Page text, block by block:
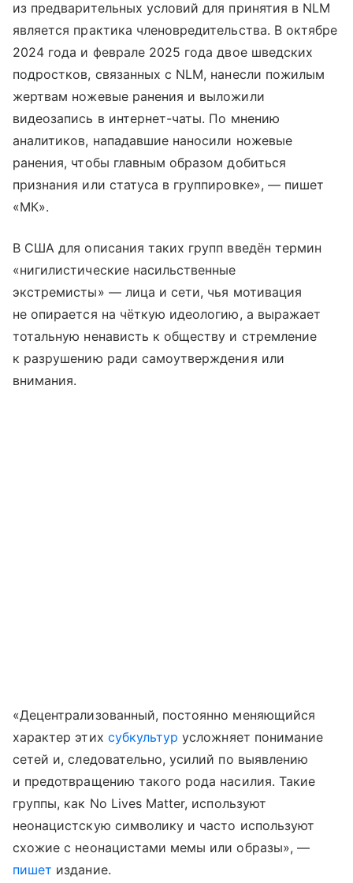
из предварительных условий для принятия в NLM
является практика членовредительства. В октябре
2024 года и феврале 2025 года двое шведских
подростков, связанных с NLM, нанесли пожилым
жертвам ножевые ранения и выложили
видеозапись в интернет-чаты. По мнению
аналитиков, нападавшие наносили ножевые
ранения, чтобы главным образом добиться
признания или статуса в группировке», — пишет
«МК».
В США для описания таких групп введён термин
«нигилистические насильственные
экстремисты» — лица и сети, чья мотивация
не опирается на чёткую идеологию, а выражает
тотальную ненависть к обществу и стремление
к разрушению ради самоутверждения или
внимания.
«Децентрализованный, постоянно меняющийся
характер этих субкультур усложняет понимание
сетей и, следовательно, усилий по выявлению
и предотвращению такого рода насилия. Такие
группы, как No Lives Matter, используют
неонацистскую символику и часто используют
схожие с неонацистами мемы или образы», —
пишет издание.